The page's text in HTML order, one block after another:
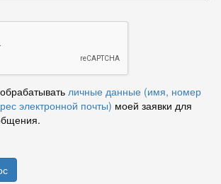
личные данные (имя, номер
электронной почты) моей заявки для